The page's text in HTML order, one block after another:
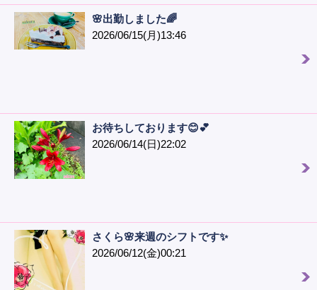
🌸出勤しました🌈
2026/06/15(月)13:46
お待ちしております😊💕
2026/06/14(日)22:02
さくら🌸来週のシフトです✨
2026/06/12(金)00:21